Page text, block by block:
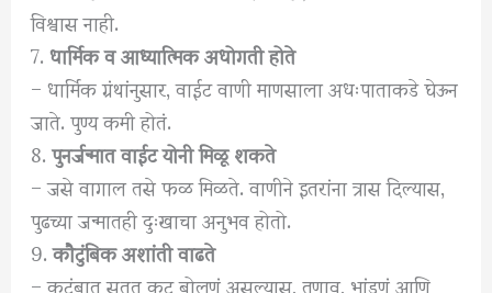
विश्वास नाही.
7.धार्मिक व आध्यात्मिक अधोगती होते
– धार्मिक ग्रंथांनुसार, वाईट वाणी माणसाला अधःपाताकडे घेऊन
जाते. पुण्य कमी होतं.
8.पुनर्जन्मात वाईट योनी मिळू शकते
– जसे वागाल तसे फळ मिळते. वाणीने इतरांना त्रास दिल्यास,
पुढच्या जन्मातही दुःखाचा अनुभव होतो.
9.कौटुंबिक अशांती वाढते